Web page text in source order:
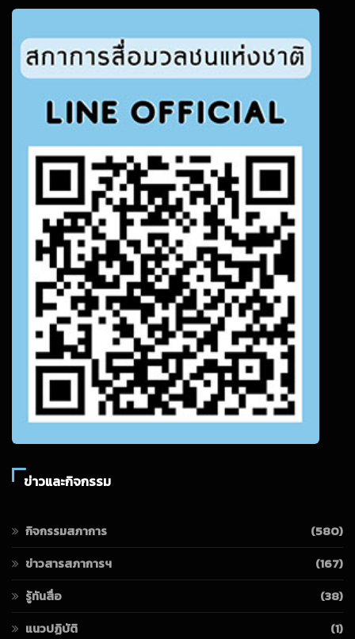
ข่าวและกิจกรรม
กิจกรรมสภาการ
(580)
ข่าวสารสภาการฯ
(167)
รู้ทันสื่อ
(38)
แนวปฏิบัติ
(1)